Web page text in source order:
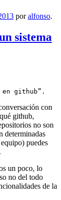
poralfonso.
sistema
github”.
con
github,
no son
determinadas
puedes
un poco, lo
no del todo
de la